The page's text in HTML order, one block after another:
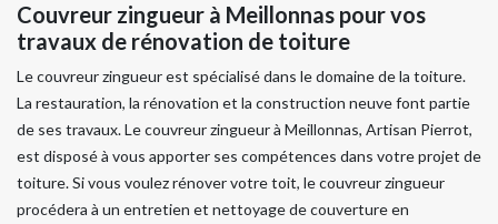
Couvreur zingueur à Meillonnas pour vos
travaux de rénovation de toiture
Le couvreur zingueur est spécialisé dans le domaine de la toiture.
La restauration, la rénovation et la construction neuve font partie
de ses travaux. Le couvreur zingueur à Meillonnas, Artisan Pierrot,
est disposé à vous apporter ses compétences dans votre projet de
toiture. Si vous voulez rénover votre toit, le couvreur zingueur
procédera à un entretien et nettoyage de couverture en